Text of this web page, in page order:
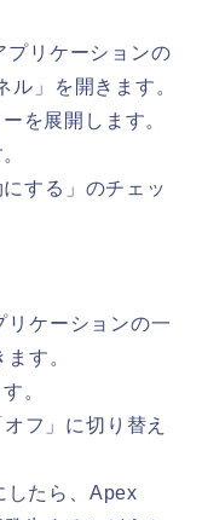
リケーションの
」を開きます。
を展開します。
する」のチェッ
ケーションの一
す。
。
フ」に切り替え
したら、Apex